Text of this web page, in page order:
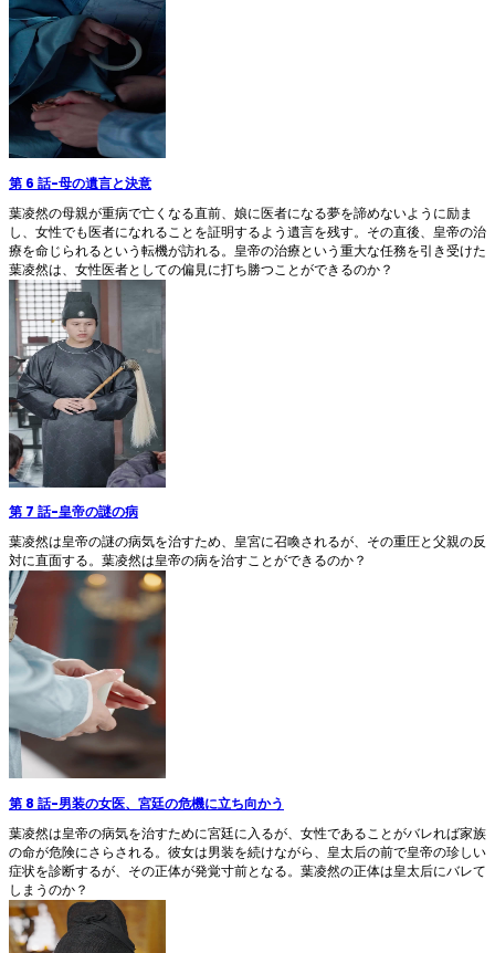
第 6 話-母の遺言と決意
葉凌然の母親が重病で亡くなる直前、娘に医者になる夢を諦めないように励ま
し、女性でも医者になれることを証明するよう遺言を残す。その直後、皇帝の治
療を命じられるという転機が訪れる。皇帝の治療という重大な任務を引き受けた
葉凌然は、女性医者としての偏見に打ち勝つことができるのか？
第 7 話-皇帝の謎の病
葉凌然は皇帝の謎の病気を治すため、皇宮に召喚されるが、その重圧と父親の反
対に直面する。葉凌然は皇帝の病を治すことができるのか？
第 8 話-男装の女医、宮廷の危機に立ち向かう
葉凌然は皇帝の病気を治すために宮廷に入るが、女性であることがバレれば家族
の命が危険にさらされる。彼女は男装を続けながら、皇太后の前で皇帝の珍しい
症状を診断するが、その正体が発覚寸前となる。葉凌然の正体は皇太后にバレて
しまうのか？